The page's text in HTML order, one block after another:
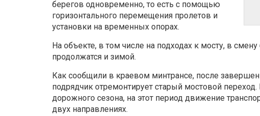
берегов одновременно, то есть с помощью
горизонтального перемещения пролетов и
установки на временных опорах.
На объекте, в том числе на подходах к мосту, в
продолжатся и зимой.
Как сообщили в краевом минтрансе, после
подрядчик отремонтирует старый мостовой
дорожного сезона, на этот период движение
двух направлениях.